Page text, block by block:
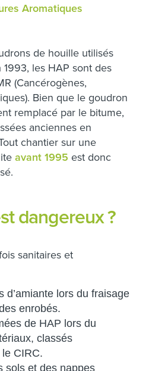
Aromatiques
de houille utilisés
les HAP sont des
(Cancérogènes,
Bien que le goudron
remplacé par le bitume,
anciennes en
chantier sur une
avant 1995 est donc
dangereux ?
sanitaires et
d’amiante lors du fraisage
enrobés.
de HAP lors du
classés
CIRC.
sols et des nappes